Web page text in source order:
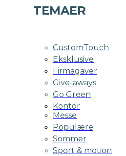
TEMAER
CustomTouch
Eksklusive
Firmagaver
Give-aways
Go Green
Kontor
Messe
Populære
Sommer
Sport & motion